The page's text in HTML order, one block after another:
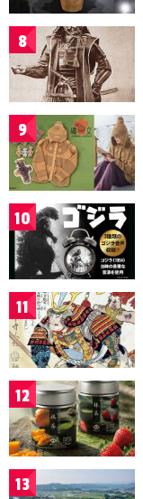
8
9
10
11
12
13